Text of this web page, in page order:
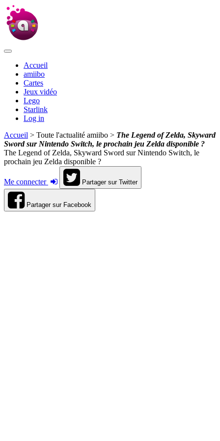
Accueil
amiibo
Cartes
Jeux vidéo
Lego
Starlink
Log in
Accueil > Toute l'actualité amiibo > The Legend of Zelda, Skyward
Sword sur Nintendo Switch, le prochain jeu Zelda disponible ?
The Legend of Zelda, Skyward Sword sur Nintendo Switch, le
prochain jeu Zelda disponible ?
Me connecter Partager sur Twitter
Partager sur Facebook